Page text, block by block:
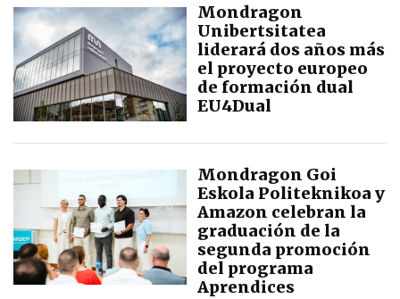
Mondragon
Unibertsitatea
liderará dos años más
el proyecto europeo
de formación dual
EU4Dual
Mondragon Goi
Eskola Politeknikoa y
Amazon celebran la
graduación de la
segunda promoción
del programa
Aprendices